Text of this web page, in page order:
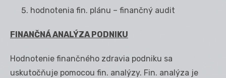
hodnotenia fin. plánu – finančný audit
FINANČNÁ ANALÝZA PODNIKU
Hodnotenie finančného zdravia podniku sa
uskutočňuje pomocou fin. analýzy. Fin. analýza je